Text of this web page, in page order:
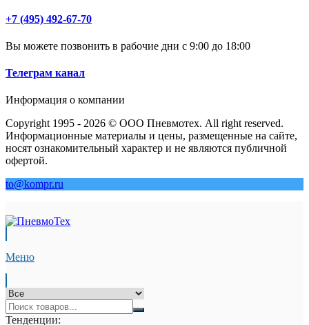
+7 (495) 492-67-70
Вы можете позвонить в рабочие дни с 9:00 до 18:00
Телеграм канал
Информация о компании
Copyright 1995 - 2026 © ООО Пневмотех. All right reserved.
Информационные материалы и цены, размещенные на сайте,
носят ознакомительный характер и не являются публичной
офертой.
to@kompr.ru
Меню
Тенденции: